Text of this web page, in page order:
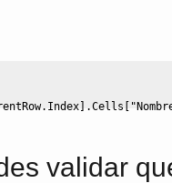
. Index] .Cells [
validar